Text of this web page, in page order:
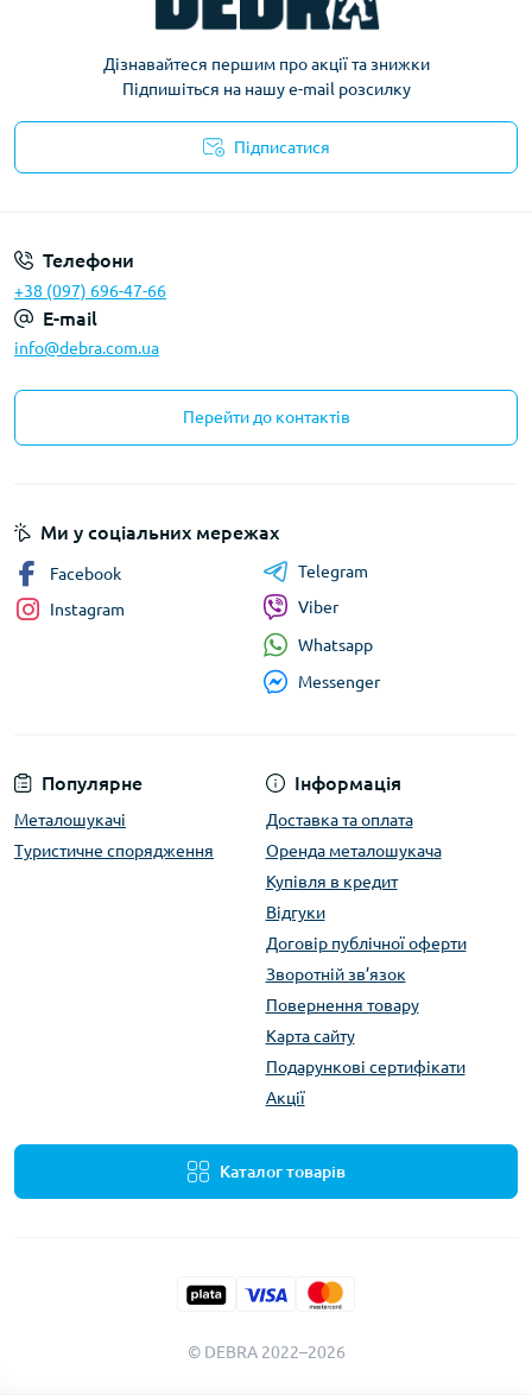
Дізнавайтеся першим про акції та знижки
Підпишіться на нашу e-mail розсилку
Підписатися
Телефони
+38 (097) 696-47-66
E-mail
info@debra.com.ua
Перейти до контактів
Популярне
Металошукачі
Туристичне спорядження
Інформація
Доставка та оплата
Оренда металошукача
Купівля в кредит
Відгуки
Договір публічної оферти
Зворотній зв’язок
Повернення товару
Карта сайту
Подарункові сертифікати
Акції
Каталог товарів
Ми у соціальних мережах
Facebook
Instagram
Telegram
Viber
Whatsapp
Messenger
© DEBRA 2022–2026